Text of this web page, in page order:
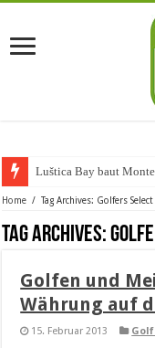
Luštica Bay baut
Home / Tag Archives: Golfers Select
Tag Archives:
Golfen und
Währung auf
15. Februar 2013